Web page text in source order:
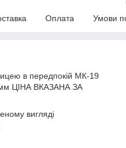
Оплата Умови
в передпокій МК-19
ЦІНА ВКАЗАНА ЗА
вигляді